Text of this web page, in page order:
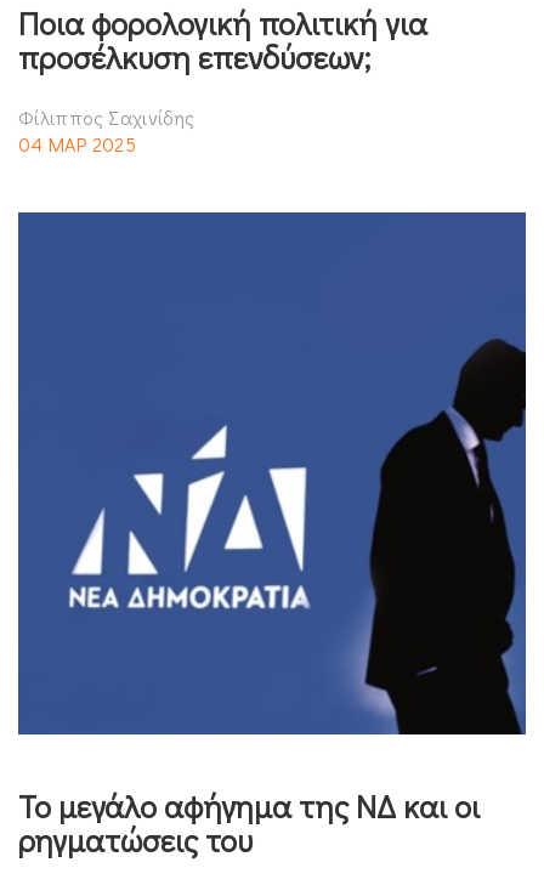
Ποια φορολογική πολιτική για
προσέλκυση επενδύσεων;
Φίλιππος Σαχινίδης
04 ΜΑΡ 2025
Το μεγάλο αφήγημα της ΝΔ και οι
ρηγματώσεις του